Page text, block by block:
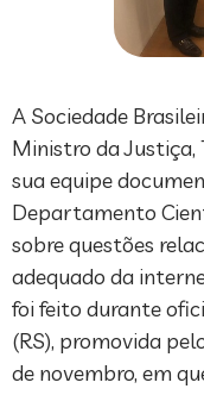
A Sociedade
Ministro da Justiça,
sua equipe
Departamento
sobre questões
adequado da
foi feito durante
(RS), promovida
de novembro, em